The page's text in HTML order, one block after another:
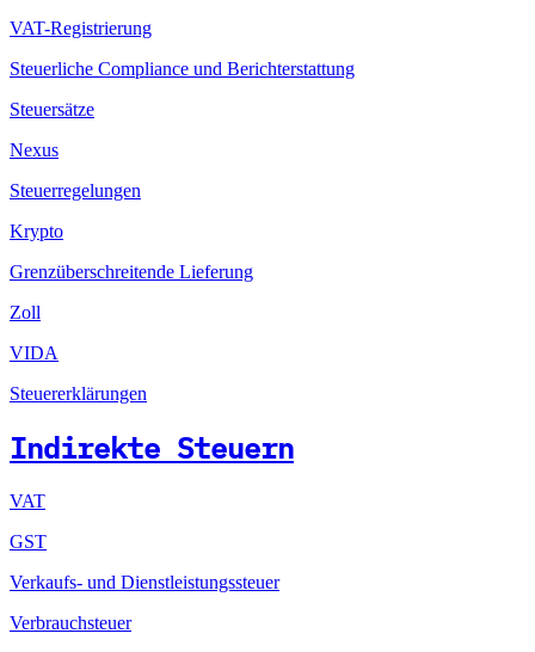
VAT-Registrierung
Steuerliche Compliance und Berichterstattung
Steuersätze
Nexus
Steuerregelungen
Krypto
Grenzüberschreitende Lieferung
Zoll
VIDA
Steuererklärungen
Indirekte Steuern
VAT
GST
Verkaufs- und Dienstleistungssteuer
Verbrauchsteuer